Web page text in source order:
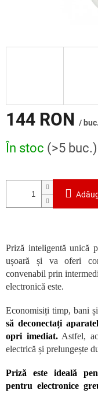
144 RON / buc.
Evaluare
preţ:
În stoc (>5 buc.)
Priză inteligentă unică
ușoară și va oferi
convenabil prin
electronică este.
Economisiți timp, bani
să deconectați
opri imediat. Astfel,
electrică și prelungește
Priză este ideală
pentru electronice